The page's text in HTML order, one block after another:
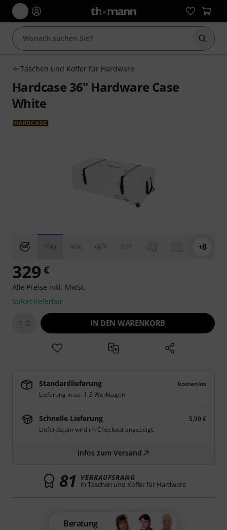
Suche
Taschen und Koffer für Hardware
Hardcase 36" Hardware Case
White
+8
329 €
Alle Preise inkl. MwSt.
Sofort lieferbar
1 IN DEN WARENKORB
Standardlieferung
kostenlos
Lieferung in ca. 1-3 Werktagen
Schnelle Lieferung
5,90 €
Lieferdatum wird im Checkout angezeigt.
Infos zum Versand
81 VERKAUFSRANG
in Taschen und Koffer für Hardware
Beratung